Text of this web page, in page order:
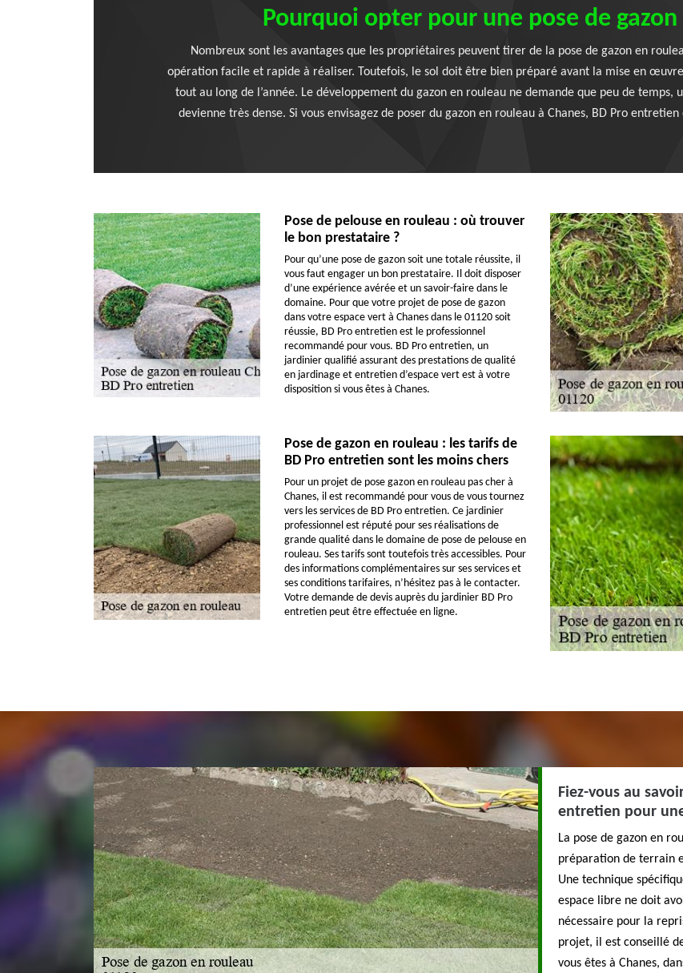
Pourquoi opter pour une pose de
Nombreux sont les avantages que les propriétaires peuvent tirer de la pose de gazon en
opération facile et rapide à réaliser. Toutefois, le sol doit être bien préparé avant la mise en
tout au long de l’année. Le développement du gazon en rouleau ne demande que peu de
devienne très dense. Si vous envisagez de poser du gazon en rouleau à Chanes, BD Pro
Pose de pelouse en rouleau : où trouver
le bon prestataire ?
Pour qu’une pose de gazon soit une totale réussite, il
vous faut engager un bon prestataire. Il doit disposer
d’une expérience avérée et un savoir-faire dans le
domaine. Pour que votre projet de pose de gazon
dans votre espace vert à Chanes dans le 01120 soit
réussie, BD Pro entretien est le professionnel
recommandé pour vous. BD Pro entretien, un
jardinier qualifié assurant des prestations de qualité
en jardinage et entretien d’espace vert est à votre
disposition si vous êtes à Chanes.
Pose de gazon en rouleau : les tarifs de
BD Pro entretien sont les moins chers
Pour un projet de pose gazon en rouleau pas cher à
Chanes, il est recommandé pour vous de vous tournez
vers les services de BD Pro entretien. Ce jardinier
professionnel est réputé pour ses réalisations de
grande qualité dans le domaine de pose de pelouse en
rouleau. Ses tarifs sont toutefois très accessibles. Pour
des informations complémentaires sur ses services et
ses conditions tarifaires, n’hésitez pas à le contacter.
Votre demande de devis auprès du jardinier BD Pro
entretien peut être effectuée en ligne.
Fiez-vous au
entretien pour
La pose de gazon en
préparation de terrain
Une technique
espace libre ne doit
nécessaire pour la
projet, il est conseillé
vous êtes à Chanes,